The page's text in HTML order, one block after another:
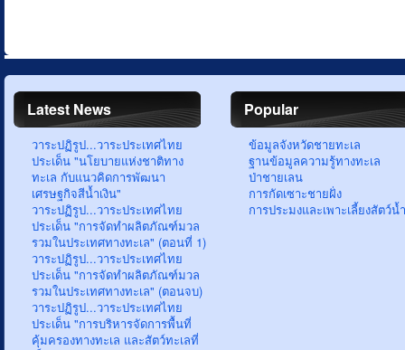
Latest News
วาระปฏิรูป...วาระประเทศไทย
ประเด็น "นโยบายแห่งชาติทาง
ทะเล กับแนวคิดการพัฒนา
เศรษฐกิจสีน้ำเงิน"
วาระปฏิรูป...วาระประเทศไทย
ประเด็น "การจัดทำผลิตภัณฑ์มวล
รวมในประเทศทางทะเล" (ตอนที่ 1)
วาระปฏิรูป...วาระประเทศไทย
ประเด็น "การจัดทำผลิตภัณฑ์มวล
รวมในประเทศทางทะเล" (ตอนจบ)
วาระปฏิรูป...วาระประเทศไทย
ประเด็น "การบริหารจัดการพื้นที่
คุ้มครองทางทะเล และสัตว์ทะเลที่
Popular
ข้อมูลจังหวัดชายทะเล
ฐานข้อมูลความรู้ทางทะเล
ป่าชายเลน
การกัดเซาะชายฝั่ง
การประมงและเพาะเลี้ยงสัตว์น้ำ